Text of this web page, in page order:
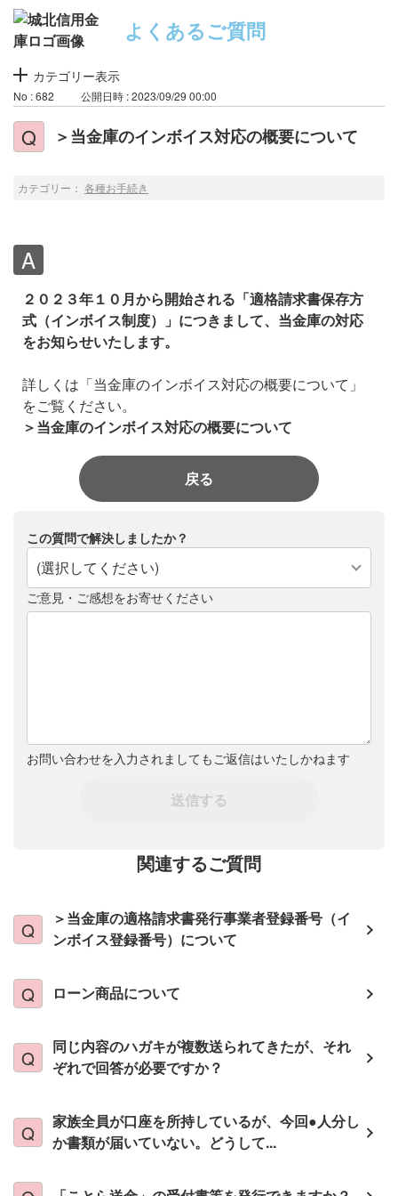
よくあるご質問
カテゴリー表示
No : 682 公開日時 : 2023/09/29 00:00
＞当金庫のインボイス対応の概要について
カテゴリー： 各種お手続き
２０２３年１０月から開始される「適格請求書保存方
式（インボイス制度）」につきまして、当金庫の対応
をお知らせいたします。
詳しくは「当金庫のインボイス対応の概要について」
をご覧ください。
＞当金庫のインボイス対応の概要について
戻る
この質問で解決しましたか？
(選択してください)
ご意見・ご感想をお寄せください
お問い合わせを入力されましてもご返信はいたしかねます
送信する
関連するご質問
＞当金庫の適格請求書発行事業者登録番号（イ
ンボイス登録番号）について
ローン商品について
同じ内容のハガキが複数送られてきたが、それ
ぞれで回答が必要ですか？
家族全員が口座を所持しているが、今回●人分し
か書類が届いていない。どうして...